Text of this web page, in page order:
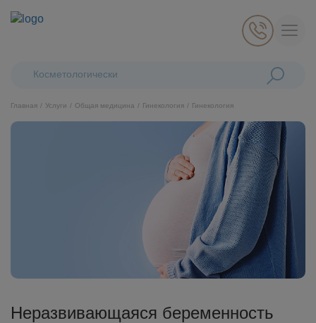
Поиск:Косметологические лазе
Стоматология
Пластическая хирургия Общая медицина
Главная Услуги Общая медицина Гинекология Гинекология
Неразвивающаяся беременность